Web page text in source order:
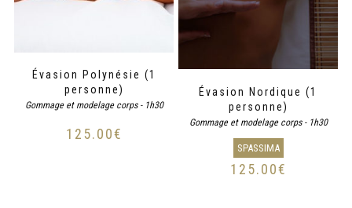
Évasion Polynésie (1
personne)
Gommage et modelage corps - 1h30
125.00€
Évasion Nordique (1
personne)
Gommage et modelage corps - 1h30
SPASSIMA
125.00€